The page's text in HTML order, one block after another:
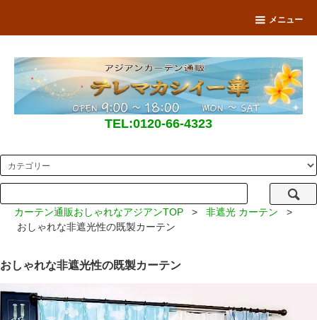
メニュー
TEL:0120-66-4323
カーテン通販おしゃれなアジアンTOP > 非遮光 カーテン >
おしゃれな非遮光性の既製カーテン
おしゃれな非遮光性の既製カーテン